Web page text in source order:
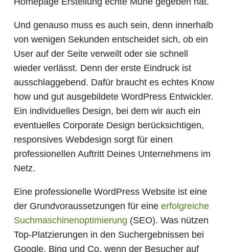
Und genauso muss es auch sein, denn innerhalb
von wenigen Sekunden entscheidet sich, ob ein
User auf der Seite verweilt oder sie schnell
wieder verlässt. Denn der erste Eindruck ist
ausschlaggebend. Dafür braucht es echtes Know
how und gut ausgebildete WordPress Entwickler.
Ein individuelles Design, bei dem wir auch ein
eventuelles Corporate Design berücksichtigen,
responsives Webdesign sorgt für einen
professionellen Auftritt Deines Unternehmens im
Netz.
Eine professionelle WordPress Website ist eine
der Grundvoraussetzungen für eine erfolgreiche
Suchmaschinenoptimierung (SEO). Was nützen
Top-Platzierungen in den Suchergebnissen bei
Google, Bing und Co, wenn der Besucher auf